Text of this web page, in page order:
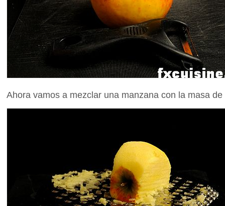
Ahora vamos a mezclar una manzana con la masa de